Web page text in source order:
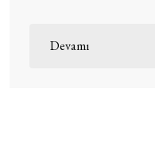
Devamı